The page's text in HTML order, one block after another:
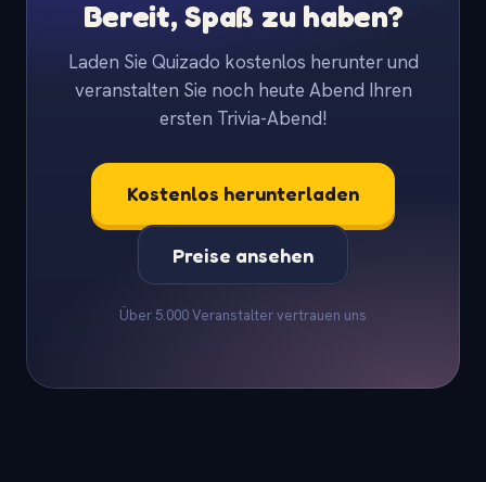
Bereit, Spaß zu haben?
Laden Sie Quizado kostenlos herunter und
veranstalten Sie noch heute Abend Ihren
ersten Trivia-Abend!
Kostenlos herunterladen
Preise ansehen
Über 5.000 Veranstalter vertrauen uns